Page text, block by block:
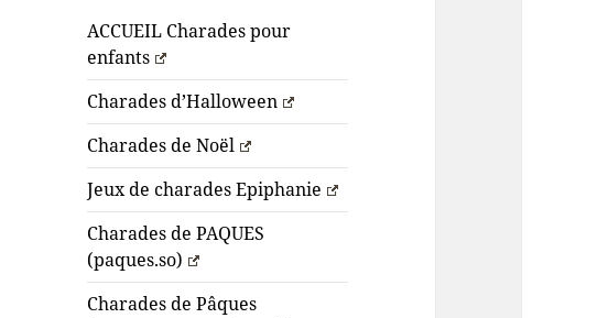
ACCUEIL Charades pour
enfants
Charades d’Halloween
Charades de Noël
Jeux de charades Epiphanie
Charades de PAQUES
(paques.so)
Charades de Pâques